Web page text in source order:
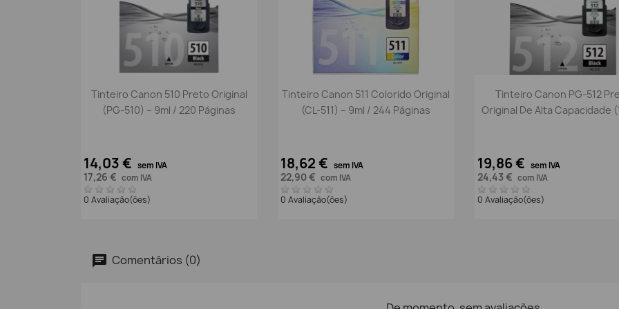
Vista rápida
Tinteiro Canon 510 Preto Original
(PG-510) – 9ml / 220 Páginas
14,03 € sem IVA
17,26 € com IVA
0 Avaliação(ões)
Vista rápida
Tinteiro Canon 511 Colorido Original
(CL-511) – 9ml / 244 Páginas
18,62 € sem IVA
22,90 € com IVA
0 Avaliação(ões)
 Vista rápida
Tinteiro Canon PG-512
Original De Alta Capacidade
19,86 € sem IVA
24,43 € com IVA
0 Avaliação(ões)
Comentários (0)